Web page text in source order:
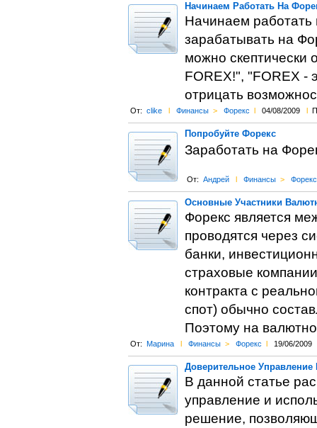
Начинаем Работать На
Начинаем
зарабатывать на
можно скептически
FOREX!", "FOREX -
отрицать
От: clike l Финансы > Форекс l 04/08/2009 l
Попробуйте Форекс
Заработать на
От: Андрей l Финансы > Форекс
Основные Участники
Форекс является
проводятся через
банки,
страховые
контракта с
спот) обычно
Поэтому на
От: Марина l Финансы > Форекс l 19/06/2009
Доверительное
В данной статье
управление и
решение,